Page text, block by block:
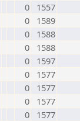
0
1557
0
1589
0
1588
0
1588
0
1597
0
1577
0
1577
0
1577
0
1577